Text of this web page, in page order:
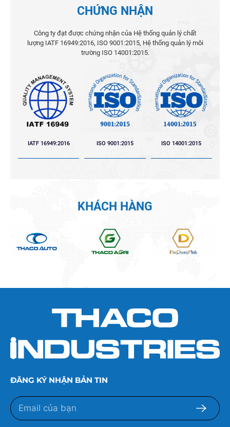
CHỨNG NHẬN
Công ty đạt được chứng nhận của Hệ thống quản lý chất
lượng IATF 16949:2016, ISO 9001:2015, Hệ thống quản lý môi
trường ISO 14001:2015.
IATF 16949:2016 ISO 9001:2015 ISO 14001:2015
KHÁCH HÀNG
ĐĂNG KÝ NHẬN BẢN TIN